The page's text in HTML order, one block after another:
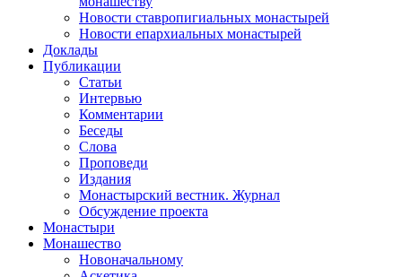
Новости ставропигиальных монастырей
Новости епархиальных монастырей
Доклады
Публикации
Статьи
Интервью
Комментарии
Беседы
Слова
Проповеди
Издания
Монастырский вестник. Журнал
Обсуждение проекта
Монастыри
Монашество
Новоначальному